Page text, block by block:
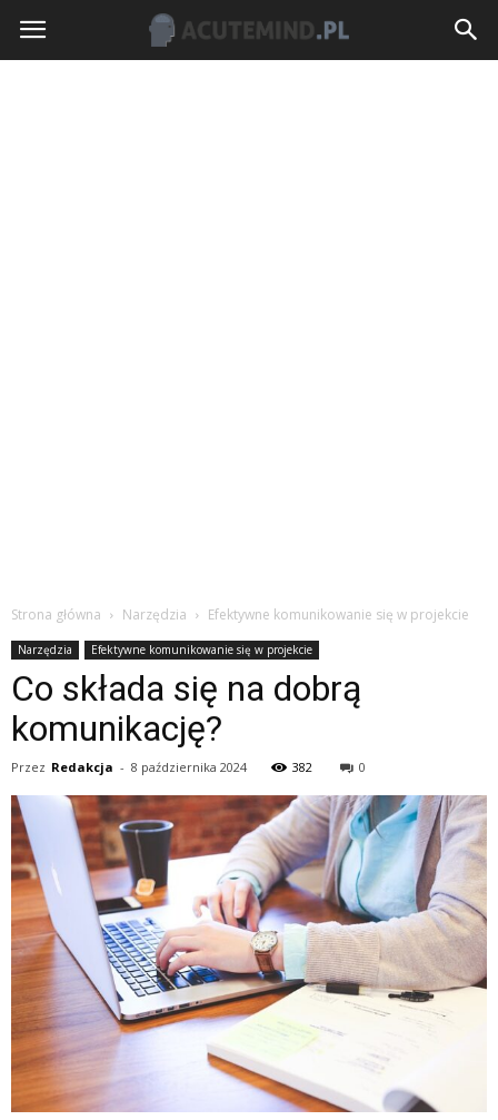
Strona główna Narzędzia Efektywne komunikowanie się w projekcie
Narzędzia Efektywne komunikowanie się w projekcie
Co składa się na dobrą
komunikację?
Przez Redakcja - 8 października 2024 382 0